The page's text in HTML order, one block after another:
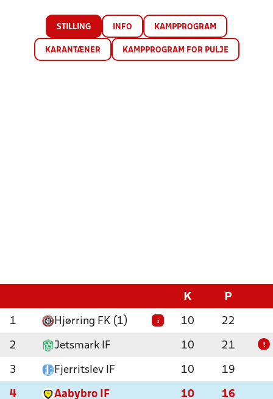
STILLING INFO KAMPPROGRAM
KARANTÆNER KAMPPROGRAM FOR PULJE
K P
1 Hjørring FK (1) i 10 22
2 Jetsmark IF 10 21 !
3 Fjerritslev IF 10 19
4 Aabybro IF 10 16